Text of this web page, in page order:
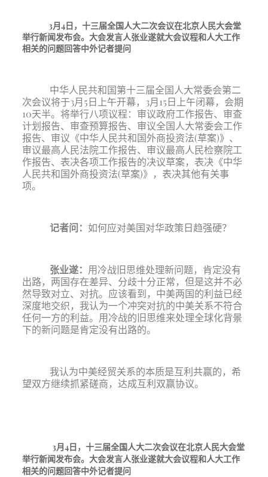
3月4日，十三届全国人大二次会议在北京人民大会堂
举行新闻发布会。大会发言人张业遂就大会议程和人大工作
相关的问题回答中外记者提问
中华人民共和国第十三届全国人大常委会第二
次会议将于3月5日上午开幕，3月15日上午闭幕，会期
10天半。将举行八项议程：审议政府工作报告、审查
计划报告、审查预算报告、审议全国人大常委会工作
报告、 审议《中华人民共和国外商投资法(草案)》、
审议最高人民法院工作报告、审议最高人民检察院工
作报告、 表决各项工作报告的决议草案，表决《中华
人民共和国外商投资法(草案)》，表决其他有关事
项。
记者问： 如何应对美国对华政策日趋强硬？
张业遂： 用冷战旧思维处理新问题，肯定没有
出路，两国存在差异、分歧十分正常，但是这并不必
然导致对立、对抗。应该看到，中美两国的利益已经
深度地交织，我认为一个冲突对抗的中美关系不符合
任何一方的利益。用冷战的旧思维来处理全球化背景
下的新问题是肯定没有出路的。
我认为中美经贸关系的本质是互利共赢的，希
望双方继续抓紧磋商，达成互利双赢协议。
3月4日，十三届全国人大二次会议在北京人民大会堂
举行新闻发布会。大会发言人张业遂就大会议程和人大工作
相关的问题回答中外记者提问